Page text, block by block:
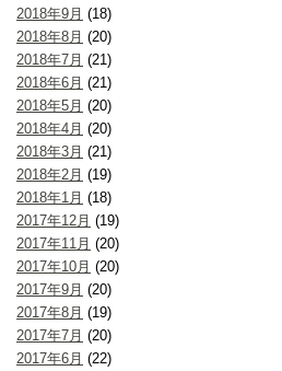
2018年9月 (18)
2018年8月 (20)
2018年7月 (21)
2018年6月 (21)
2018年5月 (20)
2018年4月 (20)
2018年3月 (21)
2018年2月 (19)
2018年1月 (18)
2017年12月 (19)
2017年11月 (20)
2017年10月 (20)
2017年9月 (20)
2017年8月 (19)
2017年7月 (20)
2017年6月 (22)